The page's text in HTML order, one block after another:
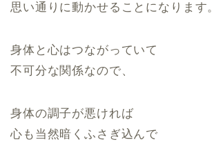
思い通りに動かせることになります。
身体と心はつながっていて
不可分な関係なので、
身体の調子が悪ければ
心も当然暗くふさぎ込んで